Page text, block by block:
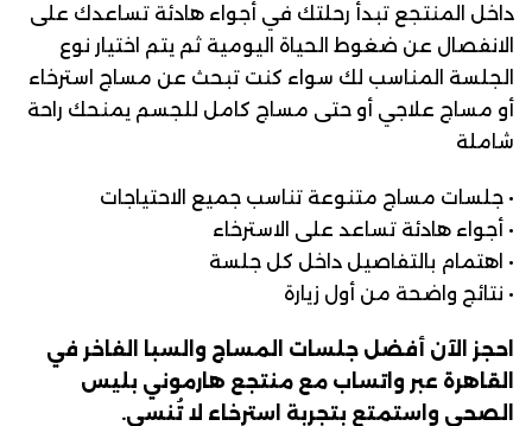
داخل المنتجع تبدأ رحلتك في أجواء هادئة تساعدك على
الانفصال عن ضغوط الحياة اليومية ثم يتم اختيار نوع
الجلسة المناسب لك سواء كنت تبحث عن مساج استرخاء
أو مساج علاجي أو حتى مساج كامل للجسم يمنحك راحة
شاملة
• جلسات مساج متنوعة تناسب جميع الاحتياجات
• أجواء هادئة تساعد على الاسترخاء
• اهتمام بالتفاصيل داخل كل جلسة
• نتائج واضحة من أول زيارة
احجز الآن أفضل جلسات المساج والسبا الفاخر في
القاهرة عبر واتساب مع منتجع هارموني بليس
الصحي واستمتع بتجربة استرخاء لا تُنسى.